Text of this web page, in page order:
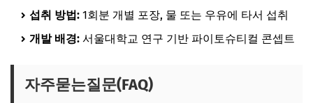
섭취 방법: 1회분 개별 포장, 물 또는 우유에 타서 섭취
개발 배경: 서울대학교 연구 기반 파이토슈티컬 콘셉트
자주묻는질문(FAQ)